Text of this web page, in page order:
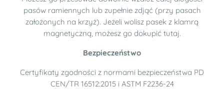
pasów ramiennych lub zupełnie zdjąć (przy pasach
założonych na krzyż). Jeżeli wolisz pasek z klamrą
magnetyczną, możesz go dokupić tutaj.
Bezpieczeństwo
Certyfikaty zgodności z normami bezpieczeństwa PD
CEN/TR 16512:2015 i ASTM F2236-24